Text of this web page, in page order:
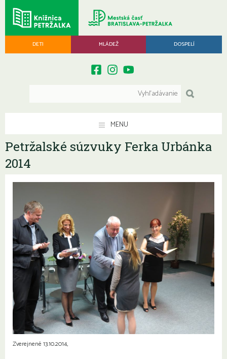
DETI MLÁDEŽ DOSPELÍ
MENU
Petržalské súzvuky Ferka Urbánka
2014
Zverejnené 13.10.2014,